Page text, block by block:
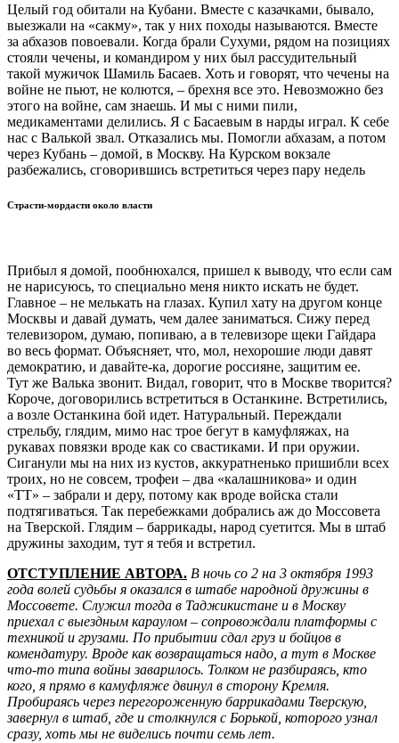
Целый год обитали на Кубани. Вместе с казачками, бывало,
выезжали на «сакму», так у них походы называются. Вместе
за абхазов повоевали. Когда брали Сухуми, рядом на позициях
стояли чечены, и командиром у них был рассудительный
такой мужичок Шамиль Басаев. Хоть и говорят, что чечены на
войне не пьют, не колются, – брехня все это. Невозможно без
этого на войне, сам знаешь. И мы с ними пили,
медикаментами делились. Я с Басаевым в нарды играл. К себе
нас с Валькой звал. Отказались мы. Помогли абхазам, а потом
через Кубань – домой, в Москву. На Курском вокзале
разбежались, сговорившись встретиться через пару недель
Страсти-мордасти около власти
Прибыл я домой, пообнюхался, пришел к выводу, что если сам
не нарисуюсь, то специально меня никто искать не будет.
Главное – не мелькать на глазах. Купил хату на другом конце
Москвы и давай думать, чем далее заниматься. Сижу перед
телевизором, думаю, попиваю, а в телевизоре щеки Гайдара
во весь формат. Объясняет, что, мол, нехорошие люди давят
демократию, и давайте-ка, дорогие россияне, защитим ее.
Тут же Валька звонит. Видал, говорит, что в Москве творится?
Короче, договорились встретиться в Останкине. Встретились,
а возле Останкина бой идет. Натуральный. Переждали
стрельбу, глядим, мимо нас трое бегут в камуфляжах, на
рукавах повязки вроде как со свастиками. И при оружии.
Сиганули мы на них из кустов, аккуратненько пришибли всех
троих, но не совсем, трофеи – два «калашникова» и один
«ТТ» – забрали и деру, потому как вроде войска стали
подтягиваться. Так перебежками добрались аж до Моссовета
на Тверской. Глядим – баррикады, народ суетится. Мы в штаб
дружины заходим, тут я тебя и встретил.
ОТСТУПЛЕНИЕ АВТОРА. В ночь со 2 на 3 октября 1993
года волей судьбы я оказался в штабе народной дружины в
Моссовете. Служил тогда в Таджикистане и в Москву
приехал с выездным караулом – сопровождали платформы с
техникой и грузами. По прибытии сдал груз и бойцов в
комендатуру. Вроде как возвращаться надо, а тут в Москве
что-то типа войны заварилось. Толком не разбираясь, кто
кого, я прямо в камуфляже двинул в сторону Кремля.
Пробираясь через перегороженную баррикадами Тверскую,
завернул в штаб, где и столкнулся с Борькой, которого узнал
сразу, хоть мы не виделись почти семь лет.